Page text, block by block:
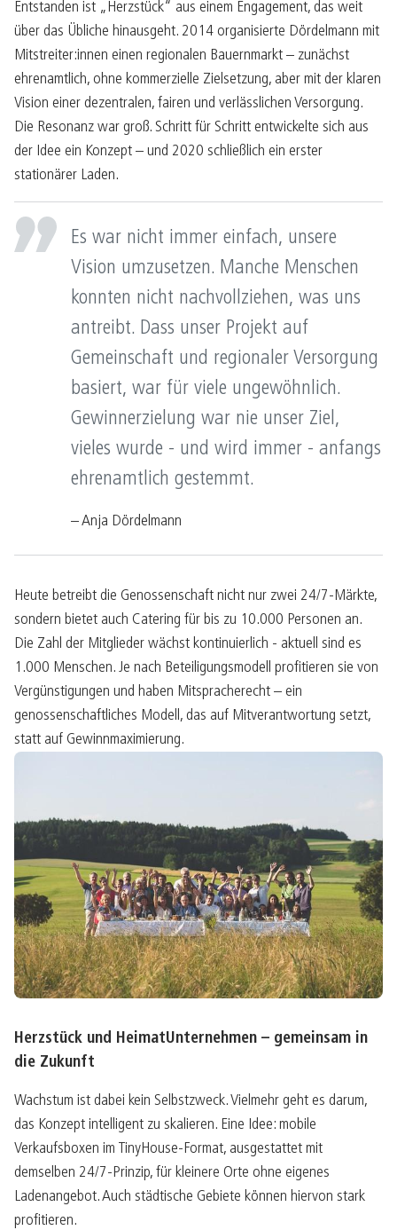
Entstanden ist „Herzstück“ aus einem Engagement, das weit
über das Übliche hinausgeht. 2014 organisierte Dördelmann mit
Mitstreiter:innen einen regionalen Bauernmarkt – zunächst
ehrenamtlich, ohne kommerzielle Zielsetzung, aber mit der klaren
Vision einer dezentralen, fairen und verlässlichen Versorgung.
Die Resonanz war groß. Schritt für Schritt entwickelte sich aus
der Idee ein Konzept – und 2020 schließlich ein erster
stationärer Laden.
Es war nicht immer einfach, unsere
Vision umzusetzen. Manche Menschen
konnten nicht nachvollziehen, was uns
antreibt. Dass unser Projekt auf
Gemeinschaft und regionaler Versorgung
basiert, war für viele ungewöhnlich.
Gewinnerzielung war nie unser Ziel,
vieles wurde - und wird immer - anfangs
ehrenamtlich gestemmt.
– Anja Dördelmann
Heute betreibt die Genossenschaft nicht nur zwei 24/7-Märkte,
sondern bietet auch Catering für bis zu 10.000 Personen an.
Die Zahl der Mitglieder wächst kontinuierlich - aktuell sind es
1.000 Menschen. Je nach Beteiligungsmodell profitieren sie von
Vergünstigungen und haben Mitspracherecht – ein
genossenschaftliches Modell, das auf Mitverantwortung setzt,
statt auf Gewinnmaximierung.
Herzstück und HeimatUnternehmen – gemeinsam in
die Zukunft
Wachstum ist dabei kein Selbstzweck. Vielmehr geht es darum,
das Konzept intelligent zu skalieren. Eine Idee: mobile
Verkaufsboxen im TinyHouse-Format, ausgestattet mit
demselben 24/7-Prinzip, für kleinere Orte ohne eigenes
Ladenangebot. Auch städtische Gebiete können hiervon stark
profitieren.